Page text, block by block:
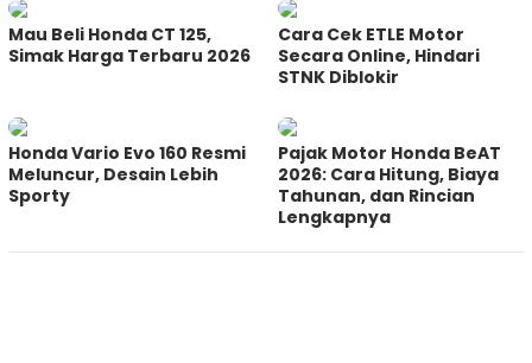
Mau Beli Honda CT 125,
Simak Harga Terbaru 2026
Cara Cek ETLE Motor
Secara Online, Hindari
STNK Diblokir
Honda Vario Evo 160 Resmi
Meluncur, Desain Lebih
Sporty
Pajak Motor Honda BeAT
2026: Cara Hitung, Biaya
Tahunan, dan Rincian
Lengkapnya